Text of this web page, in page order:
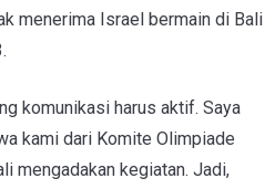
menerima Israel bermain di Bali
komunikasi harus aktif. Saya
kami dari Komite Olimpiade
mengadakan kegiatan. Jadi,